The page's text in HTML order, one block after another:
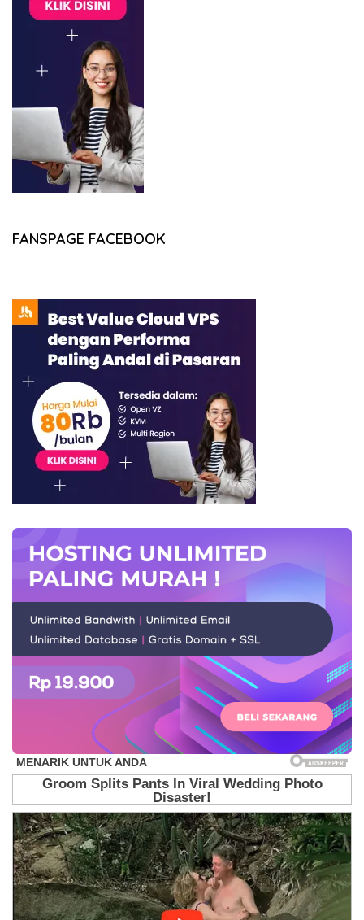
FANSPAGE FACEBOOK